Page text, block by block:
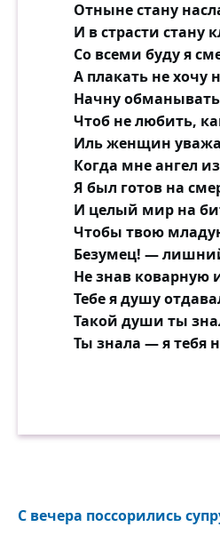
Если любовь уходит —
останься гордым.
Живи и будь
Отныне стану
И в страсти стану
Со всеми буду я
А плакать не хочу
Начну
Чтоб не любить,
Иль женщин
Когда мне ангел
Я был готов на
И целый мир на
Чтобы твою
Безумец! —
Не знав коварную
Тебе я душу
Такой души ты
Ты знала — я тебя
С вечера поссорились